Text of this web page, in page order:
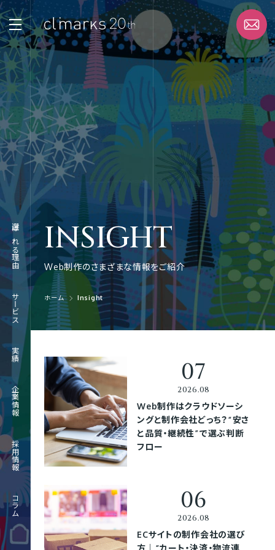
選ばれる理由
サービス
実績
企業情報
採用情報
コラム
STRENGTH
選ばれる理由
SERVICE
サービス
WORK
実績
ABOUT
企業情報
RECRUIT
採用情報
コラム
INSIGHT
Web制作のさまざまな情報をご紹介
ホーム Insight
Web制作はクラウドソーシ
ングと制作会社どっち？“安さ
と品質・継続性”で選ぶ判断
フロー
ECサイトの制作会社の選び